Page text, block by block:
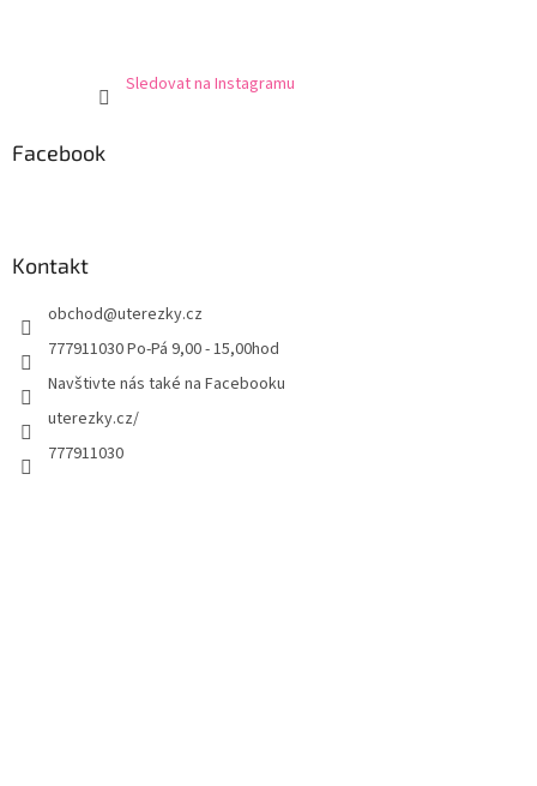
Sledovat na Instagramu
Facebook
Kontakt
obchod@uterezky.cz
777911030 Po-Pá 9,00 - 15,00hod
Navštivte nás také na Facebooku
uterezky.cz/
777911030